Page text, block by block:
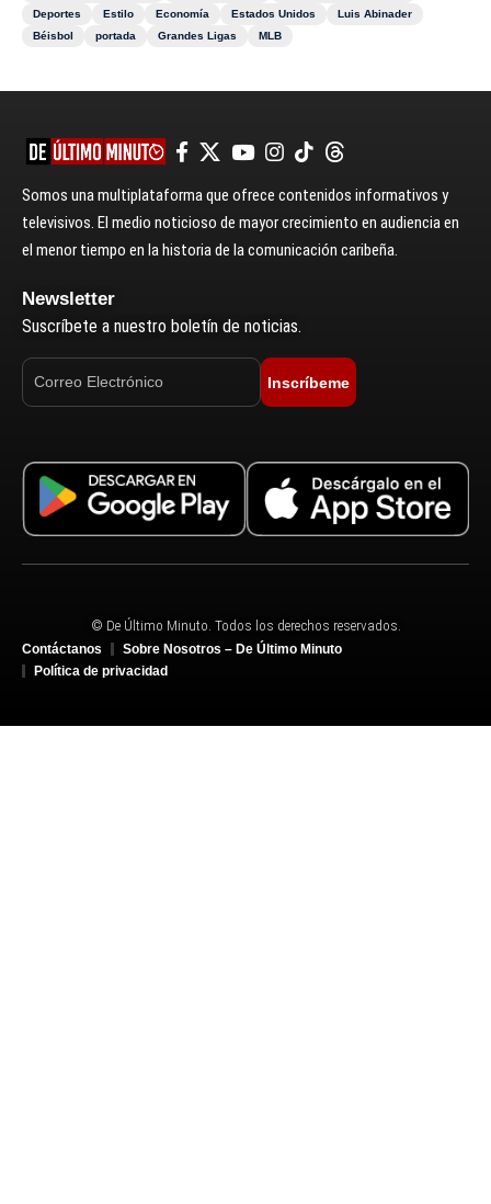
Deportes
Estilo Economía Estados Unidos
Luis Abinader
Béisbol
portada Grandes Ligas MLB
Somos una multiplataforma que ofrece contenidos informativos y
televisivos. El medio noticioso de mayor crecimiento en audiencia en
el menor tiempo en la historia de la comunicación caribeña.
Newsletter
Suscríbete a nuestro boletín de noticias.
Inscríbeme
© De Último Minuto. Todos los derechos reservados.
Contáctanos
Sobre Nosotros – De Último Minuto
Política de privacidad